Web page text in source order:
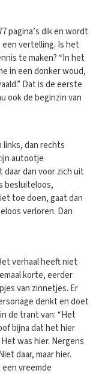
pagina’s dik en wordt
vertelling. Is het
te maken? “In het
in een donker woud,
Dat is de eerste
ook de beginzin van
links, dan rechts
autootje
dan voor zich uit
besluiteloos,
toe doen, gaat dan
verloren. Dan
verhaal heeft niet
korte, eerder
van zinnetjes. Er
denkt en doet
de trant van: “Het
bijna dat het hier
was hier. Nergens
daar, maar hier.
een vreemde